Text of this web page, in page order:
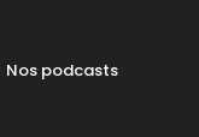
Nos podcasts